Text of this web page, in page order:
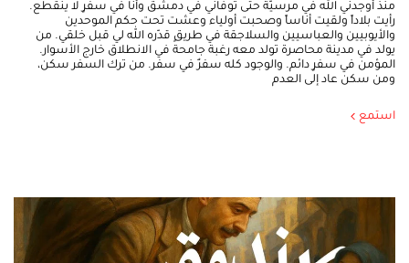
منذ أوجدني الله في مرسيّة حتى توفاني في دمشق وأنا في سفرٍ لا ينقطع.
رأيت بلاداً ولقيت أناساً وصحبت أولياء وعشت تحت حكم الموحدين
والأيوبيين والعباسيين والسلاجقة في طريقٍ قدّره الله لي قبل خلقي. من
يولد في مدينة محاصرة تولد معه رغبة جامحة في الانطلاق خارج الأسوار.
المؤمن في سفرٍ دائم. والوجود كله سفرٌ في سفر. من ترك السفر سكن،
ومن سكن عاد إلى العدم
استمع